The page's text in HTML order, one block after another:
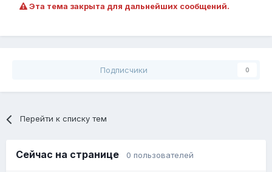
Эта тема закрыта для дальнейших сообщений.
Подписчики 0
Перейти к списку тем
Сейчас на странице 0 пользователей